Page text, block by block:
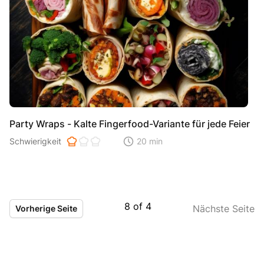
Party Wraps - Kalte Fingerfood-Variante für jede Feier
Schwierigkeit der Zubereitung. 1 ist einfach 2 ist mittel 3 ist
Schwierigkeit Zeitaufwand der der Zubereitung.
20 min
Vorherige Seite 8 of 4 Nächste Seite